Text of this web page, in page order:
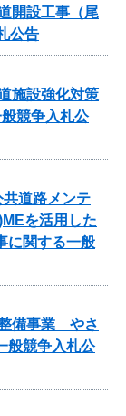
開設工事（尾
公告
施設強化対策
競争入札公
共道路メンテ
を活用した
に関する一般
整備事業 やさ
般競争入札公